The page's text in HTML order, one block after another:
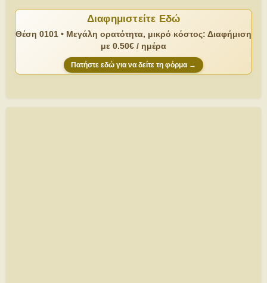
Διαφημιστείτε Εδώ
Θέση 0101 • Μεγάλη ορατότητα, μικρό κόστος: Διαφήμιση
με 0.50€ / ημέρα
Πατήστε εδώ για να δείτε τη φόρμα →